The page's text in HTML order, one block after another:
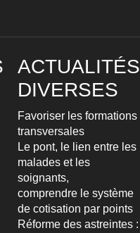
ACTUALITÉS
DIVERSES
Favoriser les formations
transversales
Le pont, le lien entre les
malades et les
soignants,
comprendre le système
de cotisation par points
Réforme des astreintes :